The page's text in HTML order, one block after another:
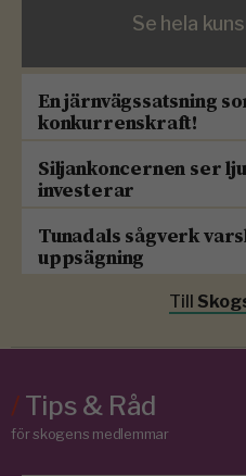
Se hela
En järnvägssatsning
konkurrenskraft!
Siljankoncernen ser
investerar
Tunadals sågverk
uppsägning
Till
/Tips & Råd
för skogens medlemmar